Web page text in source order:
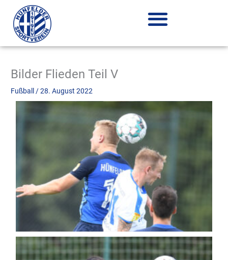
Inhalt
springen
Bilder Flieden Teil V
Fußball /28. August 2022